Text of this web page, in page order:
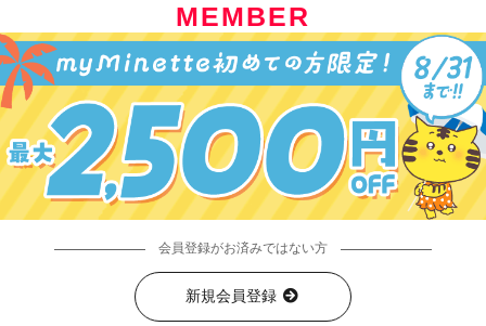
MEMBER
会員登録がお済みではない方
新規会員登録